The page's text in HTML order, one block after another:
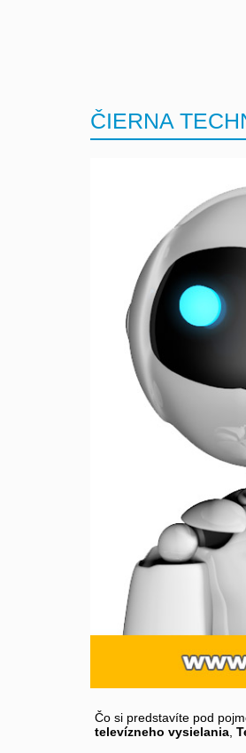
ČIERNA
Čo si predstavíte pod
televízneho vysielania